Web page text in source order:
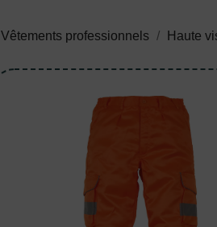
Vêtements professionnels Haute